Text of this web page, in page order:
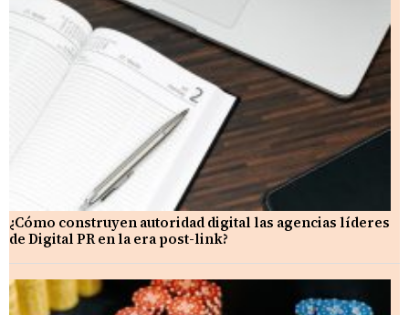
¿Cómo construyen autoridad digital las agencias líderes
de Digital PR en la era post-link?